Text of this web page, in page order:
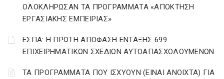
ΟΛΟΚΛΗΡΩΣΑΝ ΤΑ ΠΡΟΓΡΑΜΜΑΤΑ «ΑΠΟΚΤΗΣΗ
ΕΡΓΑΣΙΑΚΗΣ ΕΜΠΕΙΡΙΑΣ»
ΕΣΠΑ: Η ΠΡΩΤΗ ΑΠΟΦΑΣΗ ΕΝΤΑΞΗΣ 699
ΕΠΙΧΕΙΡΗΜΑΤΙΚΩΝ ΣΧΕΔΙΩΝ ΑΥΤΟΑΠΑΣΧΟΛΟΥΜΕΝΩΝ
ΤΑ ΠΡΟΓΡΑΜΜΑΤΑ ΠΟΥ ΙΣΧΥΟΥΝ (ΕΙΝΑΙ ΑΝΟΙΧΤΑ) ΓΙΑ